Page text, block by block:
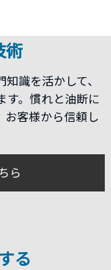
術
識を活かして、
す。慣れと油断に
お客様から信頼し
ら
る